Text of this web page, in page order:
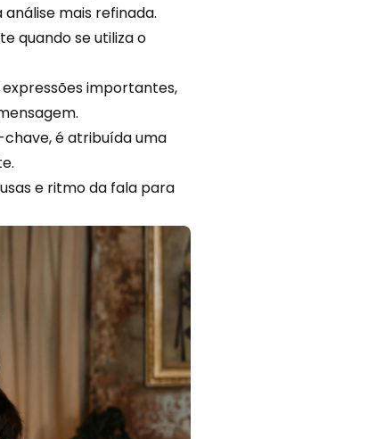
mais refinada.
quando se utiliza o
importantes,
é atribuída uma
e ritmo da fala para